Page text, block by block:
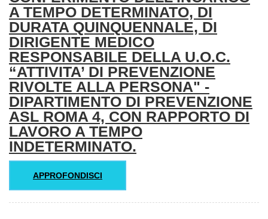
A TEMPO DETERMINATO, DI
DURATA QUINQUENNALE, DI
DIRIGENTE MEDICO
RESPONSABILE DELLA U.O.C.
“ATTIVITA’ DI PREVENZIONE
RIVOLTE ALLA PERSONA" -
DIPARTIMENTO DI PREVENZIONE
ASL ROMA 4, CON RAPPORTO DI
LAVORO A TEMPO
INDETERMINATO.
APPROFONDISCI